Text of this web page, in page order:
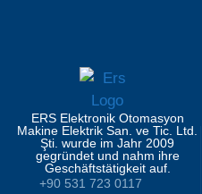
ERS Elektronik Otomasyon
Makine Elektrik San. ve Tic. Ltd.
Şti. wurde im Jahr 2009
gegründet und nahm ihre
Geschäftstätigkeit auf.
+90 531 723 0117